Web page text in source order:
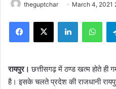
theguptchar March 4, 2021
रायपुर। छत्तीसगढ़ में ठण्ड खत्म होते ही
है। इसके चलते प्रदेश की राजधानी